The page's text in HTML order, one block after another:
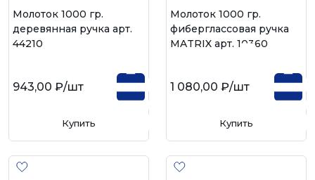
Молоток 1000 гр.
деревянная ручка арт.
44210
943,00 ₽/шт
Купить
Молоток 1000 гр.
фиберглассовая ручка
MATRIX арт. 10360
1 080,00 ₽/шт
Купить